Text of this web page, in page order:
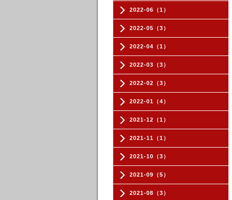
2022-06（1）
2022-05（3）
2022-04（1）
2022-03（3）
2022-02（3）
2022-01（4）
2021-12（1）
2021-11（1）
2021-10（3）
2021-09（5）
2021-08（3）